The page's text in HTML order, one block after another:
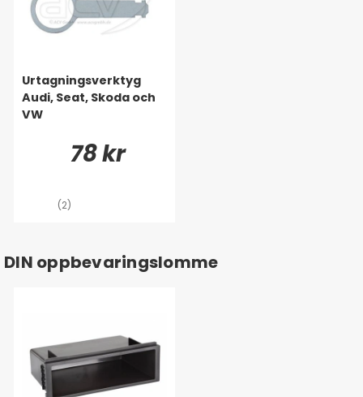
Urtagningsverktyg
Audi, Seat, Skoda och
VW
78 kr
(2)
DIN oppbevaringslomme